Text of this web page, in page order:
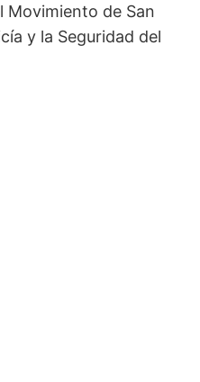
Movimiento de San
y la Seguridad del